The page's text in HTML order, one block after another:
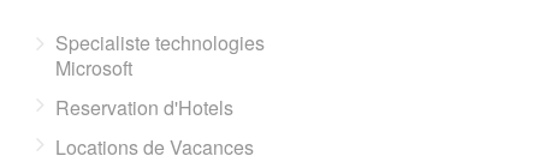
Specialiste technologies
Microsoft
Reservation d'Hotels
Locations de Vacances